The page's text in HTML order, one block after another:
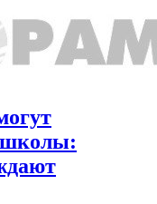
школы: